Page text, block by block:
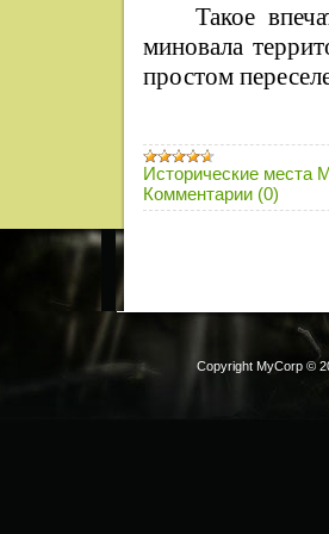
Такое
миновала
простом
Исторические места
Комментарии (0)
Copyright MyCorp ©